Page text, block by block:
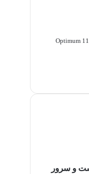
Optimum
و سرور